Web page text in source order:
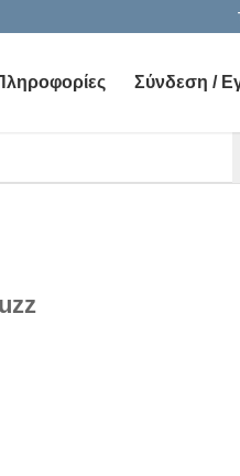
Σύνδεση /